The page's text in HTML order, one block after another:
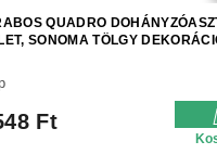
QUADRO
SONOMA TÖLGY
Ft